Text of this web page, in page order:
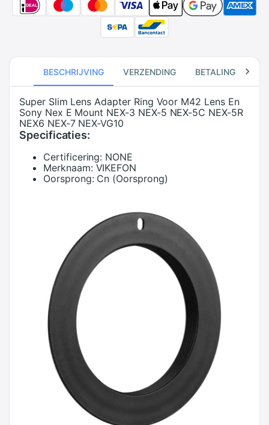
BESCHRIJVING VERZENDING BETALING
Super Slim Lens Adapter Ring Voor M42 Lens En
Sony Nex E Mount NEX-3 NEX-5 NEX-5C NEX-5R
NEX6 NEX-7 NEX-VG10
Specificaties:
Certificering: NONE
Merknaam: VIKEFON
Oorsprong: Cn (Oorsprong)